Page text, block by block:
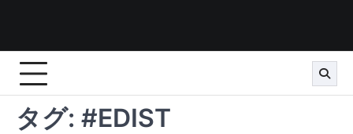
タグ: #EDIST